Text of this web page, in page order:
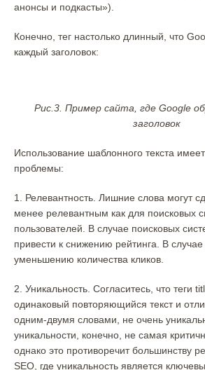
анонсы и подкасты»).
Конечно, тег настолько длинный, что
каждый заголовок:
Рис.3. Пример сайта, где Google
заголовок
Использование шаблонного текста
проблемы:
1. Релевантность. Лишние слова могут
менее релевантным как для поисковых
пользователей. В случае поисковых
привести к снижению рейтинга. В
уменьшению количества кликов.
2. Уникальность. Согласитесь, что теги
одинаковый повторяющийся текст и
одним-двумя словами, не очень
уникальности, конечно, не самая
однако это противоречит большинству
SEO, где уникальность является